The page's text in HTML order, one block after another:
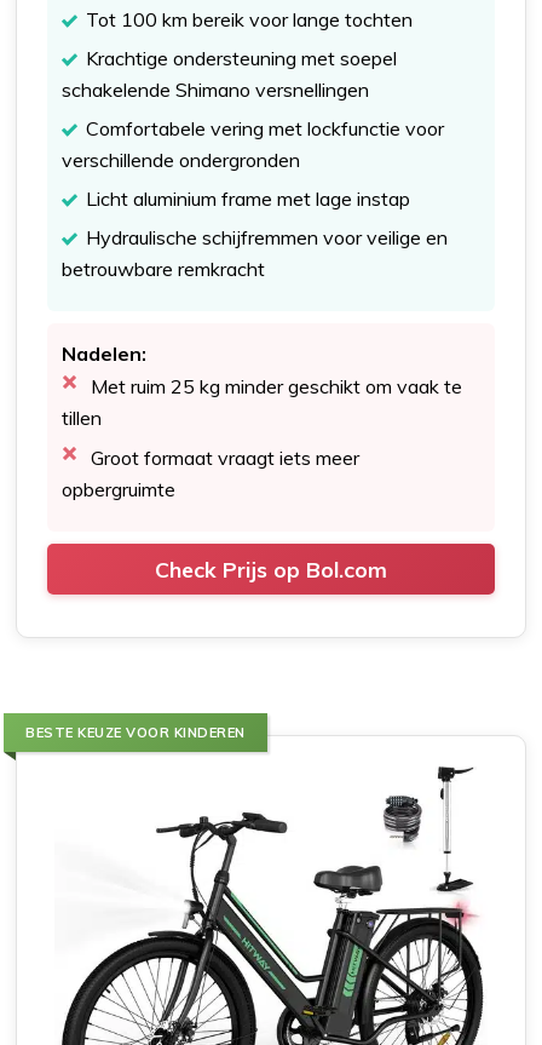
Tot 100 km bereik voor lange tochten
Krachtige ondersteuning met soepel
schakelende Shimano versnellingen
Comfortabele vering met lockfunctie voor
verschillende ondergronden
Licht aluminium frame met lage instap
Hydraulische schijfremmen voor veilige en
betrouwbare remkracht
Nadelen:
Met ruim 25 kg minder geschikt om vaak te
tillen
Groot formaat vraagt iets meer
opbergruimte
Check Prijs op Bol.com
BESTE KEUZE VOOR KINDEREN